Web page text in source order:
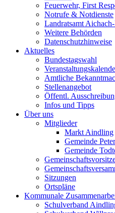
Feuerwehr, First
Notrufe & Notdienste
Landratsamt
Weitere Behörden
Datenschutzhinweise
Aktuelles
Bundestagswahl
Amtliche
Stellenangebot
Öffentl.
Infos und Tipps
Über uns
Mitglieder
Markt Aindling
Gemeinde
Gemeinde
Sitzungen
Ortspläne
Kommunale
Schulverband